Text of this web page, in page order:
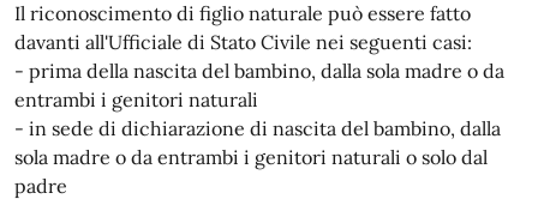
Il riconoscimento di figlio naturale può essere fatto
davanti all'Ufficiale di Stato Civile nei seguenti casi:
- prima della nascita del bambino, dalla sola madre o da
entrambi i genitori naturali
- in sede di dichiarazione di nascita del bambino, dalla
sola madre o da entrambi i genitori naturali o solo dal
padre